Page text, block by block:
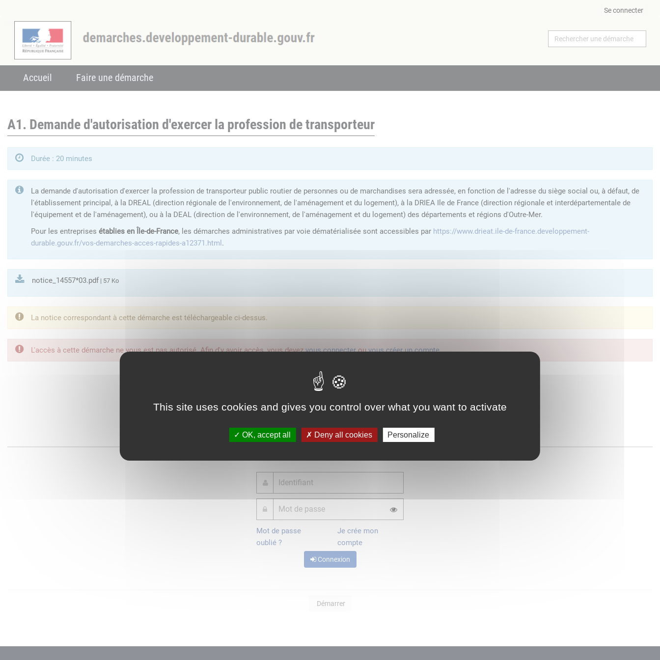
This site uses cookies and gives you control over what you want to activate
OK, accept all Deny all cookies Personalize
Se connecter
Accueil Faire une démarche
A1. Demande d'autorisation d'exercer la profession de transporteur
Durée : 20 minutes
La demande d'autorisation d'exercer la profession de transporteur public routier de personnes ou de marchandises sera adressée, en fonction de l'adresse du siège social ou, à défaut, de
l'établissement principal, à la DREAL (direction régionale de l'environnement, de l'aménagement et du logement), à la DRIEA Ile de France (direction régionale et interdépartementale de
l'équipement et de l'aménagement), ou à la DEAL (direction de l'environnement, de l'aménagement et du logement) des départements et régions d'Outre-Mer.
Pour les entreprises établies en Île-de-France, les démarches administratives par voie dématérialisée sont accessibles par https://www.drieat.ile-de-france.developpement-
durable.gouv.fr/vos-demarches-acces-rapides-a12371.html .
notice_14557*03.pdf | 57 Ko
La notice correspondant à cette démarche est téléchargeable ci-dessus.
L'accès à cette démarche ne vous est pas autorisé. Afin d'y avoir accès, vous devezvous connecterouvous créer un compte
FranceConnect est la solution proposée par l'Etat pour sécuriser et simplifier la connexion à vos services en ligne.
Qu'est-ce que FranceConnect ?
Mot de passe
oublié ?
Je crée mon
compte
Connexion
Démarrer